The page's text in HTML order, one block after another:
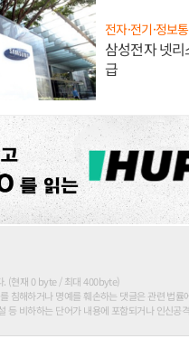
전자·전기·정보
삼성전자 넷
급
. (현재 0 byte / 최대 400byte)
침해하거나 명예를 훼손하는 댓글은 관련 법률
등 비하하는 단어가 내용에 포함되거나 인신공